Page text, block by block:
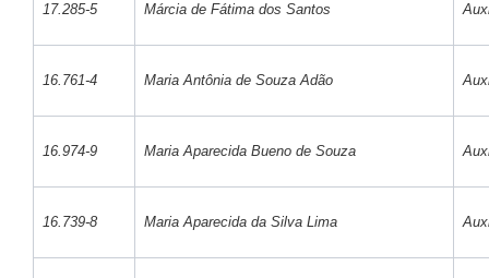
17.285-5 Márcia de Fátima dos Santos
16.761-4 Maria Antônia de Souza Adão
16.974-9 Maria Aparecida Bueno de Souza
16.739-8 Maria Aparecida da Silva Lima